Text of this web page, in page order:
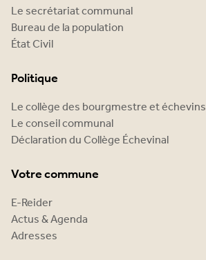
Le secrétariat communal
Bureau de la population
État Civil
Politique
Le collège des bourgmestre et échevins
Le conseil communal
Déclaration du Collège Échevinal
Votre commune
E-Reider
Actus & Agenda
Adresses